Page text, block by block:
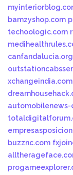
bamzyshop.com
techoologic.com
canfandalucia.org
xchangeindia.com
automobilenews-
buzznc.com